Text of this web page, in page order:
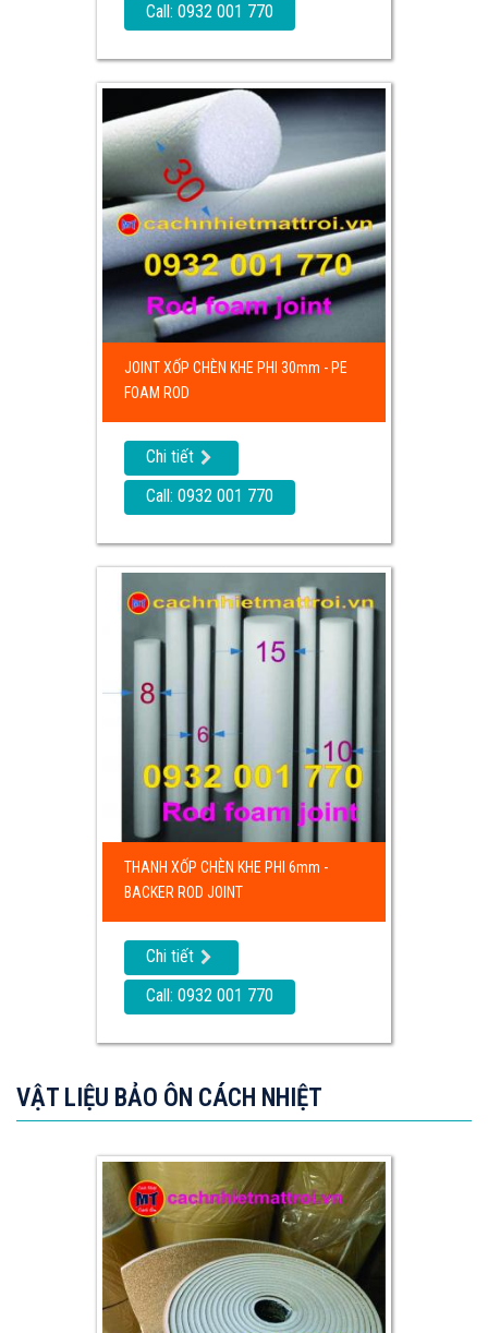
Call: 0932 001 770
JOINT XỐP CHÈN KHE PHI 30mm - PE
FOAM ROD
Chi tiết
Call: 0932 001 770
THANH XỐP CHÈN KHE PHI 6mm -
BACKER ROD JOINT
Chi tiết
Call: 0932 001 770
VẬT LIỆU BẢO ÔN CÁCH NHIỆT